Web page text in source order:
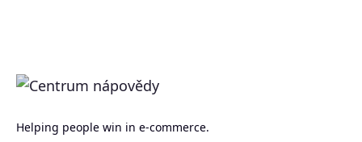
Helping people win in e-commerce.